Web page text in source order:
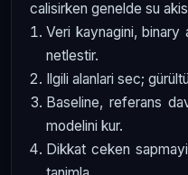
calisirken genelde su
Veri kaynagini, binary
netlestir.
Ilgili alanlari sec;
Baseline, referans
modelini kur.
Dikkat ceken